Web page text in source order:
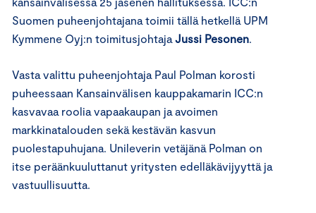
Suomen puheenjohtajana toimii tällä hetkellä UPM
Kymmene Oyj:n toimitusjohtaja Jussi Pesonen.
Vasta valittu puheenjohtaja Paul Polman korosti
puheessaan Kansainvälisen kauppakamarin ICC:n
kasvavaa roolia vapaakaupan ja avoimen
markkinatalouden sekä kestävän kasvun
puolestapuhujana. Unileverin vetäjänä Polman on
itse peräänkuuluttanut yritysten edelläkävijyyttä ja
vastuullisuutta.